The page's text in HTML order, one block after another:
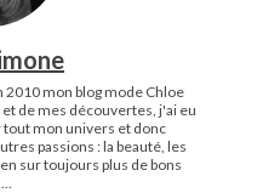
2010 mon blog mode Chloe
de mes découvertes, j'ai eu
mon univers et donc
passions : la beauté, les
sur toujours plus de bons